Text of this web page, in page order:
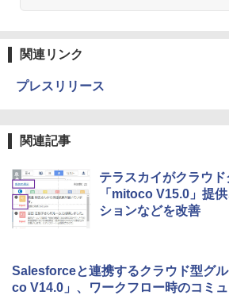
関連リンク
プレスリリース
関連記事
テラスカイがクラウ
「mitoco V15.0」提
ションなどを改善
Salesforceと連携するクラウド型グ
co V14.0」、ワークフロー時のコミ